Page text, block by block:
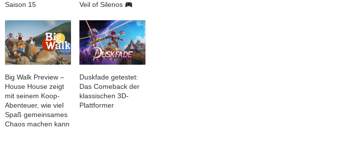
Saison 15
Veil of Silenos
Big Walk Preview –
House House zeigt
mit seinem Koop-
Abenteuer, wie viel
Spaß gemeinsames
Chaos machen kann
Duskfade getestet:
Das Comeback der
klassischen 3D-
Plattformer